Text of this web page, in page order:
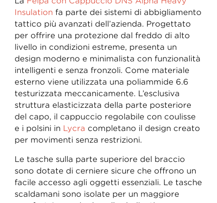
Insulation fa parte dei sistemi di abbigliamento
tattico più avanzati dell’azienda. Progettato
per offrire una protezione dal freddo di alto
livello in condizioni estreme, presenta un
design moderno e minimalista con funzionalità
intelligenti e senza fronzoli. Come materiale
esterno viene utilizzata una poliammide 6.6
testurizzata meccanicamente. L’esclusiva
struttura elasticizzata della parte posteriore
del capo, il cappuccio regolabile con coulisse
e i polsini in Lycra completano il design creato
per movimenti senza restrizioni.
Le tasche sulla parte superiore del braccio
sono dotate di cerniere sicure che offrono un
facile accesso agli oggetti essenziali. Le tasche
scaldamani sono isolate per un maggiore